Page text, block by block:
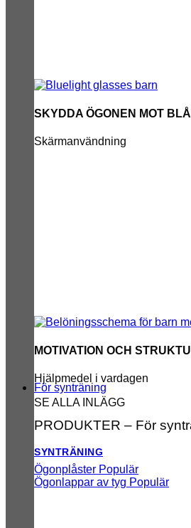
SKYDDA ÖGONEN MOT
Skärmanvändning
MOTIVATION OCH
Hjälpmedel i vardagen
SE ALLA INLÄGG
För synträning
PRODUKTER – För
SYNTRÄNING
Ögonplåster
Ögonlappar av tyg